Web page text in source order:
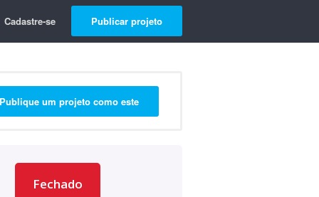
Cadastre-se Publicar projeto
Publique um projeto como este
Fechado